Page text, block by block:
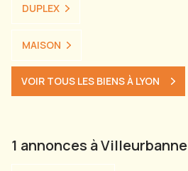
DUPLEX
MAISON
VOIR TOUS LES BIENS À LYON
1 annonces à Villeurbanne